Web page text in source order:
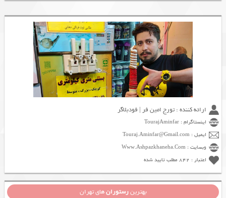
ارائه کننده : تورج امین فر | فودبلاگر
اینستاگرام : TourajAminfar
ایمیل : Touraj.Aminfar@Gmail.com
وبسایت : Www.Ashpazkhaneha.Com
اعتبار : 842 مطلب تایید شده
بهترینرستورانهای تهران